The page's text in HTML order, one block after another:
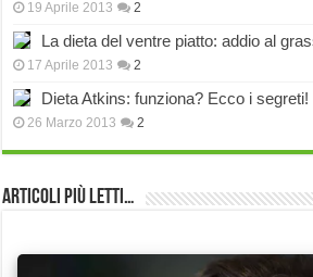
19 Aprile 2013 2
La dieta del ventre piatto: addio al
17 Aprile 2013 2
Dieta Atkins: funziona? Ecco i segreti!
26 Marzo 2013 2
Articoli più Letti…